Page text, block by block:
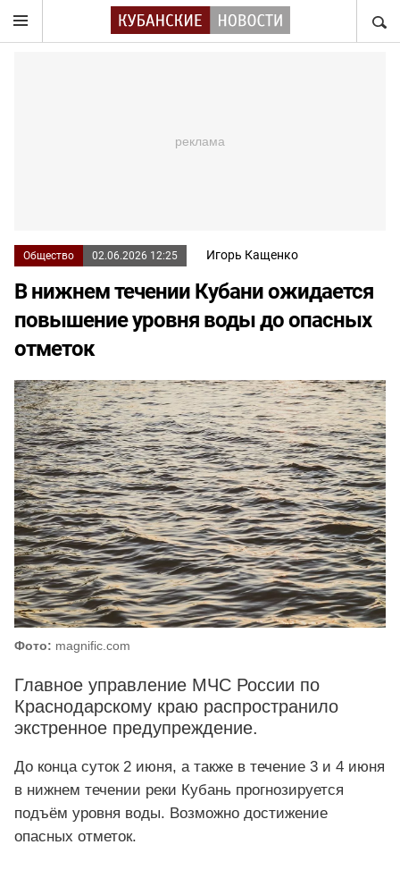
Общество 02.06.2026 12:25 Игорь Кащенко
В нижнем течении Кубани ожидается
повышение уровня воды до опасных
отметок
Фото: magnific.com
Главное управление МЧС России по
Краснодарскому краю распространило
экстренное предупреждение.
До конца суток 2 июня, а также в течение 3 и 4 июня
в нижнем течении реки Кубань прогнозируется
подъём уровня воды. Возможно достижение
опасных отметок.